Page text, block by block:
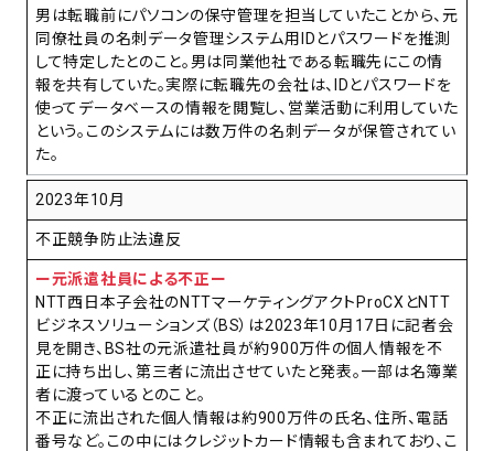
男は転職前にパソコンの保守管理を担当していたことから、元
同僚社員の名刺データ管理システム用IDとパスワードを推測
して特定したとのこと。男は同業他社である転職先にこの情
報を共有していた。実際に転職先の会社は、IDとパスワードを
使ってデータベースの情報を閲覧し、営業活動に利用していた
という。このシステムには数万件の名刺データが保管されてい
た。
2023年10月
不正競争防止法違反
ー元派遣社員による不正ー
NTT西日本子会社のNTTマーケティングアクトProCXとNTT
ビジネスソリューションズ（BS）は2023年10月17日に記者会
見を開き、BS社の元派遣社員が約900万件の個人情報を不
正に持ち出し、第三者に流出させていたと発表。一部は名簿業
者に渡っているとのこと。
不正に流出された個人情報は約900万件の氏名、住所、電話
番号など。この中にはクレジットカード情報も含まれており、こ